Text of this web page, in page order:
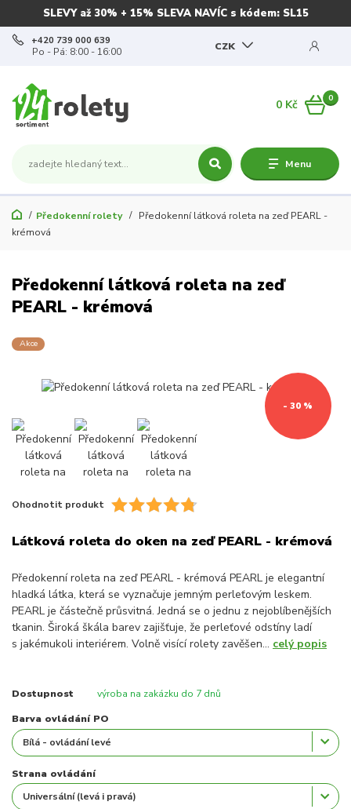
SLEVY až 30% + 15% SLEVA NAVÍC s kódem: SL15
Menu
CZK
+420 739 000 639
Po - Pá: 8:00 - 16:00
0
0 Kč
Předokenní rolety
Předokenní látková roleta na zeď PEARL -
krémová
Předokenní látková roleta na zeď
PEARL - krémová
Akce
- 30 %
Ohodnotit produkt
Látková roleta do oken na zeď PEARL - krémová
Předokenní roleta na zeď PEARL - krémová PEARL je elegantní
hladká látka, která se vyznačuje jemným perleťovým leskem.
PEARL je částečně průsvitná. Jedná se o jednu z nejoblíbenějších
tkanin. Široká škála barev zajišťuje, že perleťové odstíny ladí
s jakémukoli interiérem. Volně visící rolety zavěšen... celý popis
Dostupnost výroba na zakázku do 7 dnů
Barva ovládání PO
Strana ovládání